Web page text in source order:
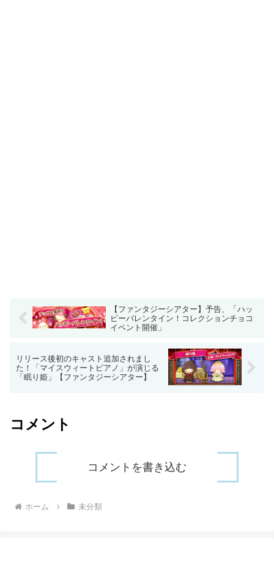
【ファンタジーシアター】予告、「ハッ
ピーバレンタイン！コレクションチョコ
イベント開催」
リリース後初のキャスト追加されまし
た！「マイスウィートピアノ」が演じる
「眠り姫」【ファンタジーシアター】
コメント
コメントを書き込む
ホーム 未分類